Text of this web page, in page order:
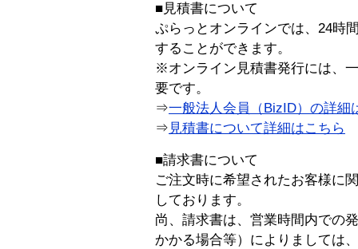
■見積書について
ぷらっとオンラインでは、24時
することができます。
※オンライン見積書発行には、
要です。
⇒一般法人会員（BizID）の詳細
⇒ 見積書について詳細はこちら
■請求書について
ご注文時に希望されたお客様に
しております。
尚、請求書は、営業時間内での
かかる場合等）によりましては